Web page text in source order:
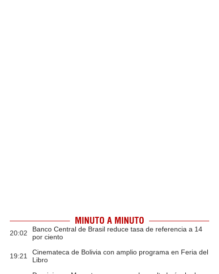
MINUTO A MINUTO
20:02
Banco Central de Brasil reduce tasa de referencia a 14
por ciento
19:21
Cinemateca de Bolivia con amplio programa en Feria del
Libro